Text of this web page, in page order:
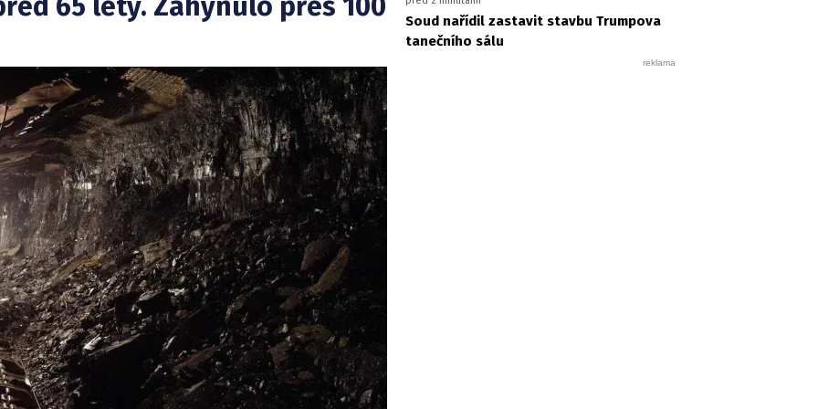
Soud nařídil zastavit stavbu Trumpova
tanečního sálu